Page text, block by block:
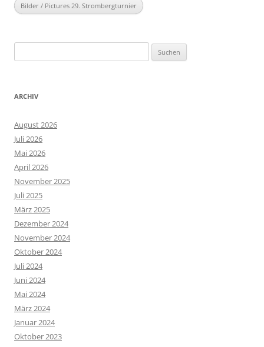
Bilder / Pictures 29. Strombergturnier
nach:
ARCHIV
August 2026
Juli 2026
Mai 2026
April 2026
November 2025
Juli 2025
März 2025
Dezember 2024
November 2024
Oktober 2024
Juli 2024
Juni 2024
Mai 2024
März 2024
Januar 2024
Oktober 2023